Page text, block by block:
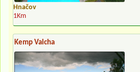
Hnačov
1Km
Kemp Valcha